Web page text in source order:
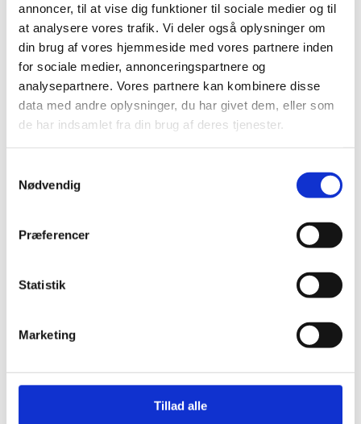
annoncer, til at vise dig funktioner til sociale medier og til
at analysere vores trafik. Vi deler også oplysninger om
din brug af vores hjemmeside med vores partnere inden
for sociale medier, annonceringspartnere og
analysepartnere. Vores partnere kan kombinere disse
data med andre oplysninger, du har givet dem, eller som
de har indsamlet fra din brug af deres tjenester.
Nødvendig
Præferencer
Statistik
Marketing
Tillad alle
Lauritz Andersen & Co er pr. 1.09.2024 udnævnt
til marineforhandler primært for Fyn og øer. Med
udnævnelsen som...